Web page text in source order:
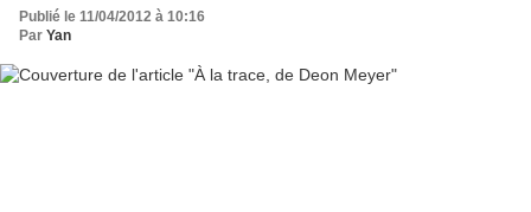
Publié le 11/04/2012 à 10:16
Par Yan